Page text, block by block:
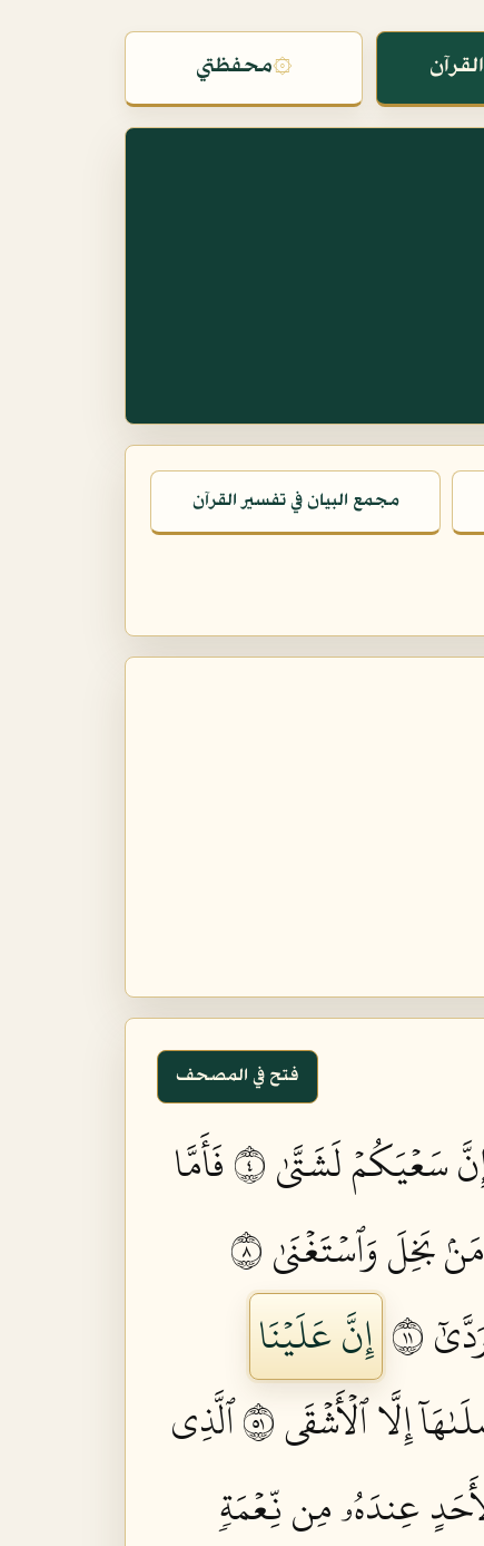
۞محفظتي
مجمع البيان في تفسير القرآن
فتح في المصحف
سَعۡيَكُمۡ لَشَتَّىٰ ٤
فَأَمَّا
بَخِلَ وَٱسۡتَغۡنَىٰ ٨
١١
إِنَّ عَلَيۡنَا
إِلَّا ٱلۡأَشۡقَى ١٥
ٱلَّذِي
عِندَهُۥ مِن نِّعۡمَةٖ